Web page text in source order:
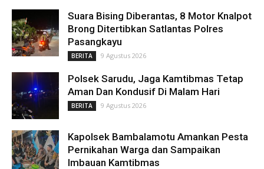
Suara Bising Diberantas, 8 Motor Knalpot
Brong Ditertibkan Satlantas Polres
Pasangkayu
BERITA 9 Agustus 2026
Polsek Sarudu, Jaga Kamtibmas Tetap
Aman Dan Kondusif Di Malam Hari
BERITA 9 Agustus 2026
Kapolsek Bambalamotu Amankan Pesta
Pernikahan Warga dan Sampaikan
Imbauan Kamtibmas